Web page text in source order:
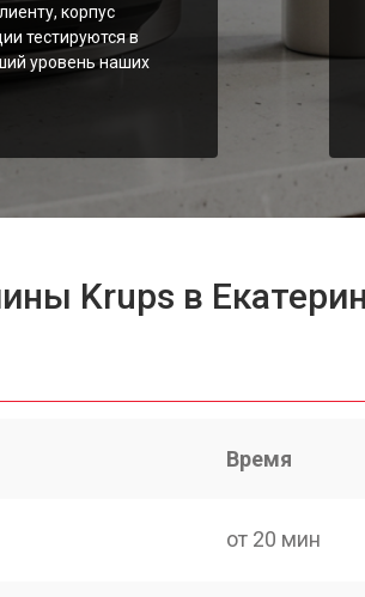
корпус
тестируются в
уровень наших
Krups в
Время
от 20 мин